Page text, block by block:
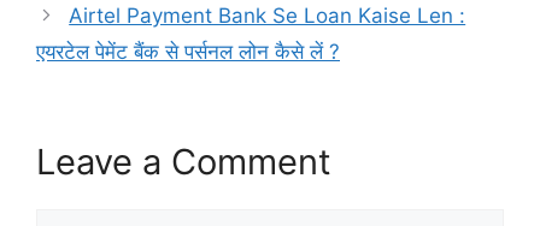
Airtel Payment Bank Se Loan Kaise Len :
एयरटेल पेमेंट बैंक से पर्सनल लोन कैसे लें ?
Leave a Comment